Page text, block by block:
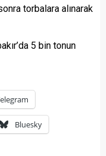
torbalara alınarak
5 bin tonun
Bluesky